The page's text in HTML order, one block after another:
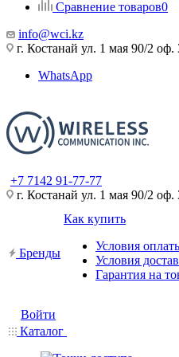
Сравнение товаров0
info@wci.kz
г. Костанай ул. 1 мая 90/2 оф.
WhatsApp
+7 7142 91-77-77
г. Костанай ул. 1 мая 90/2 оф.
Бренды
Как купить
Условия
Условия
Гарантия на
Войти
Каталог